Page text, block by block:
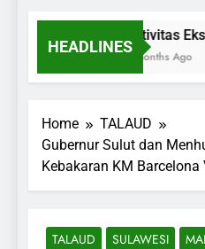
HEADLINES
Aktivitas
7 Months Ago
Home
TALAUD
Gubernur Sulut dan
Kebakaran KM Barcelona
TALAUD SULAWESI